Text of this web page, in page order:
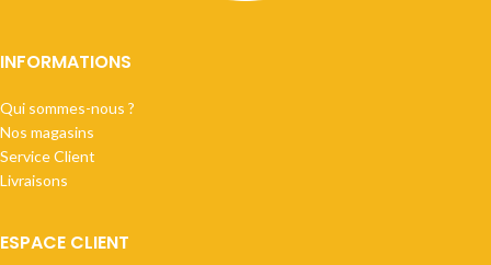
INFORMATIONS
Qui sommes-nous ?
Nos magasins
Service Client
Livraisons
ESPACE CLIENT